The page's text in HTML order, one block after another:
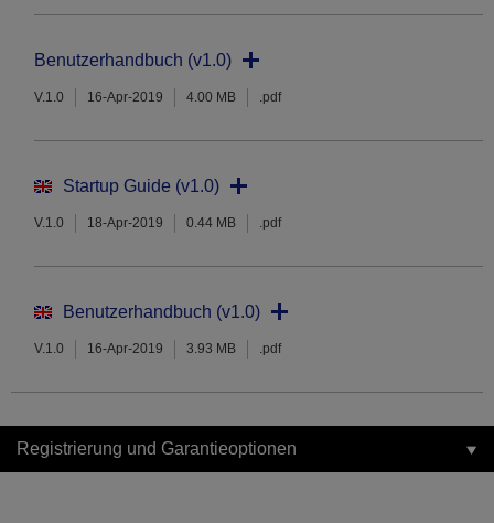
Benutzerhandbuch (v1.0)
V.1.0 16-Apr-2019 4.00 MB .pdf
Startup Guide (v1.0)
V.1.0 18-Apr-2019 0.44 MB .pdf
Benutzerhandbuch (v1.0)
V.1.0 16-Apr-2019 3.93 MB .pdf
Registrierung und Garantieoptionen